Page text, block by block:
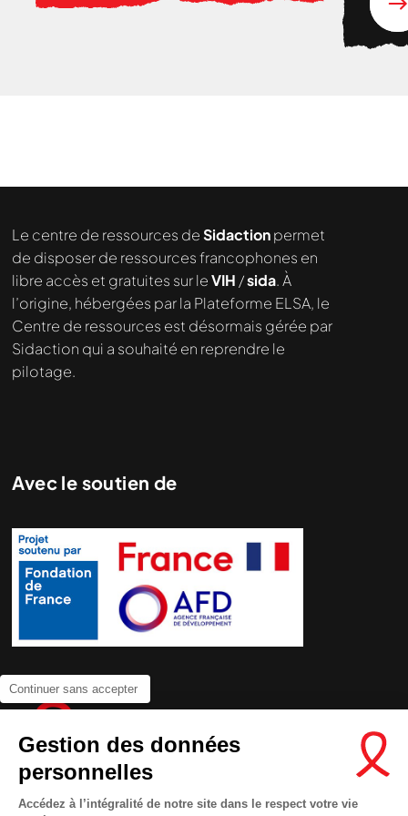
Continuer sans accepter
Gestion des données
personnelles
Accédez à l’intégralité de notre site dans le respect votre vie
Le centre de ressources deSidactionpermet
de disposer de ressources francophones en
libre accès et gratuites sur leVIH /sida. À
l’origine, hébergées par la Plateforme ELSA, le
Centre de ressources est désormais gérée par
Sidaction qui a souhaité en reprendre le
pilotage.
Avec le soutien de